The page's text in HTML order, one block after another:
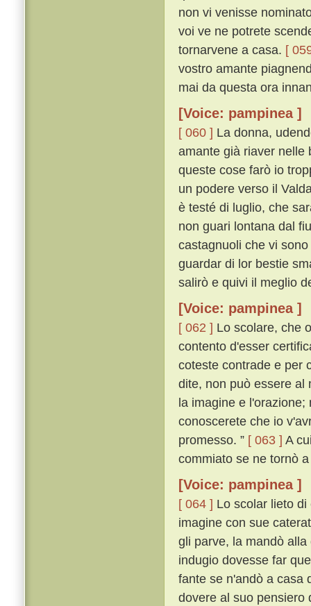
non vi venisse
voi ve ne potrete
tornarvene a casa. [
vostro amante
mai da questa ora
[Voice: pampinea ]
[ 060 ] La donna,
amante già riaver nelle
queste cose farò io
un podere verso il
è testé di luglio, che
non guari lontana dal
castagnuoli che vi
guardar di lor bestie
salirò e quivi il meglio
[Voice: pampinea ]
[ 062 ] Lo scolare, che
contento d'esser
coteste contrade e per
dite, non può essere al
la imagine e
conoscerete che io
promesso. ” [ 063 ] A
commiato se ne tornò
[Voice: pampinea ]
[ 064 ] Lo scolar lieto
imagine con sue
gli parve, la mandò
indugio dovesse far
fante se n'andò a casa
dovere al suo pensiero